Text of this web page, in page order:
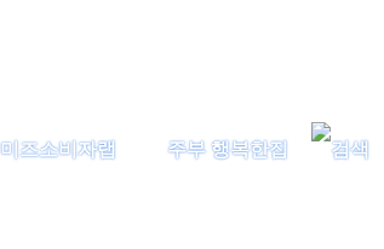
미즈소비자랩 주부 행복한집